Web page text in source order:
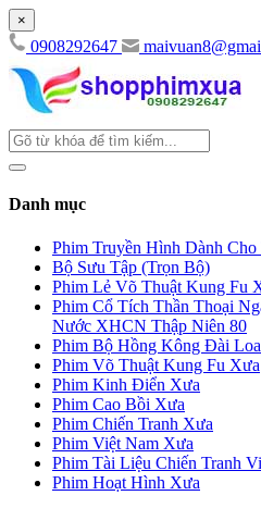
×
0908292647
Danh mục
Phim Truyền Hình Dành
Bộ Sưu Tập (Trọn Bộ)
Phim Lẻ Võ Thuật Kung Fu
Phim Cổ Tích Thần Thoại
Nước XHCN Thập Niên 80
Phim Bộ Hồng Kông Đài
Phim Võ Thuật Kung Fu Xưa
Phim Kinh Điển Xưa
Phim Cao Bồi Xưa
Phim Chiến Tranh Xưa
Phim Việt Nam Xưa
Phim Tài Liệu Chiến Tranh
Phim Hoạt Hình Xưa